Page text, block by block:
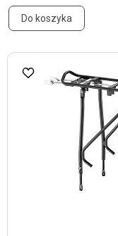
Do koszyka